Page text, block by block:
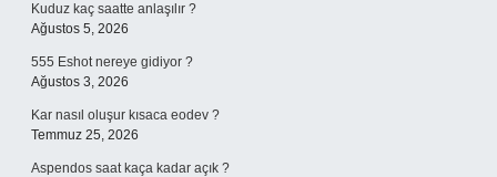
Kuduz kaç saatte anlaşılır ?
Ağustos 5, 2026
555 Eshot nereye gidiyor ?
Ağustos 3, 2026
Kar nasıl oluşur kısaca eodev ?
Temmuz 25, 2026
Aspendos saat kaça kadar açık ?